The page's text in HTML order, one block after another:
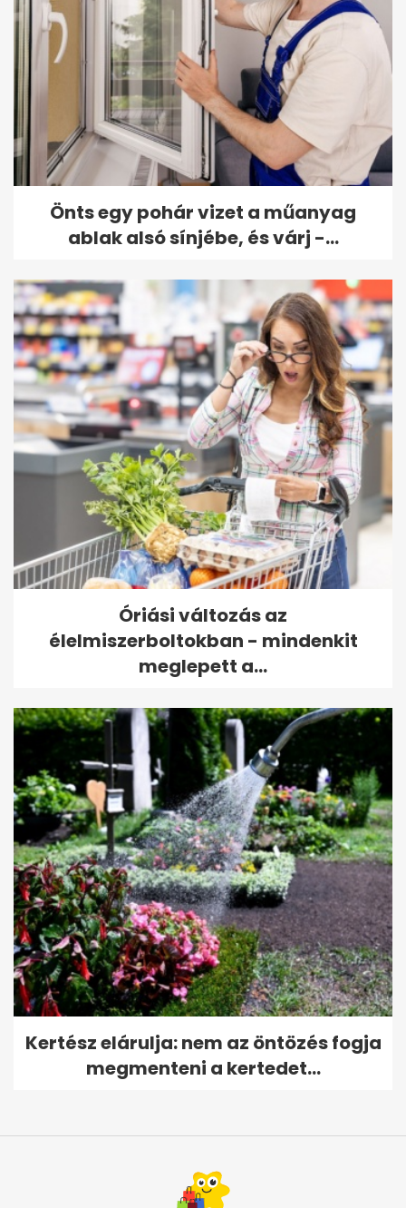
Önts egy pohár vizet a műanyag
ablak alsó sínjébe, és várj -...
Óriási változás az
élelmiszerboltokban - mindenkit
meglepett a...
Kertész elárulja: nem az öntözés fogja
megmenteni a kertedet...